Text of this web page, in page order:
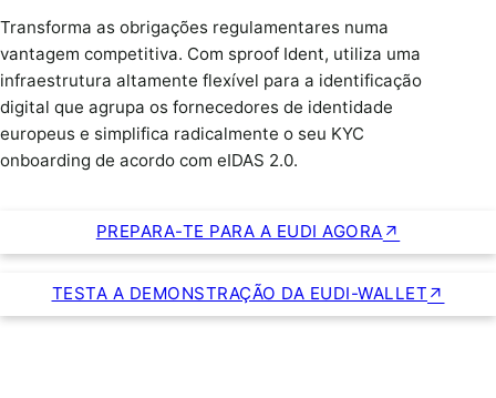
Transforma as obrigações regulamentares numa
vantagem competitiva. Com sproof Ident, utiliza uma
infraestrutura altamente flexível para a identificação
digital que agrupa os fornecedores de identidade
europeus e simplifica radicalmente o seu KYC
onboarding de acordo com eIDAS 2.0.
PREPARA-TE PARA A EUDI AGORA
TESTA A DEMONSTRAÇÃO DA EUDI-WALLET